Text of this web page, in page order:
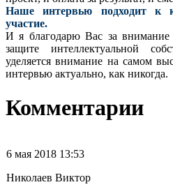
Наше интервью подходит к
участие.
И я благодарю Вас за
защите интеллектуальной
уделяется внимание на самом
интервью актуально, как никогда.
Комментарии
6 мая 2018 13:53
Николаев Виктор